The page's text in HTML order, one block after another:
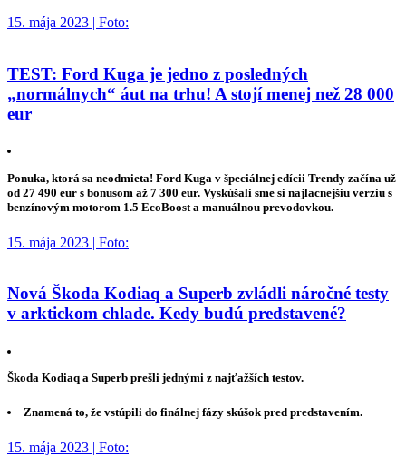
15. mája 2023 | Foto:
TEST: Ford Kuga je jedno z posledných
„normálnych“ áut na trhu! A stojí menej než 28 000
eur
Ponuka, ktorá sa neodmieta! Ford Kuga v špeciálnej edícii Trendy začína už
od 27 490 eur s bonusom až 7 300 eur. Vyskúšali sme si najlacnejšiu verziu s
benzínovým motorom 1.5 EcoBoost a manuálnou prevodovkou.
15. mája 2023 | Foto:
Nová Škoda Kodiaq a Superb zvládli náročné testy
v arktickom chlade. Kedy budú predstavené?
Škoda Kodiaq a Superb prešli jednými z najťažších testov.
Znamená to, že vstúpili do finálnej fázy skúšok pred predstavením.
15. mája 2023 | Foto: